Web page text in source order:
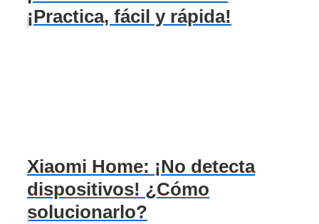
¡Practica, fácil y rápida!
Xiaomi Home: ¡No detecta
dispositivos! ¿Cómo
solucionarlo?